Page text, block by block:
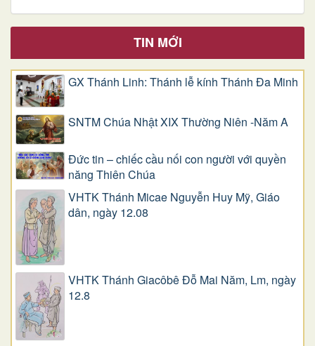
TIN MỚI
GX Thánh Linh: Thánh lễ kính Thánh Đa Minh
SNTM Chúa Nhật XIX Thường Niên -Năm A
Đức tin – chiếc cầu nối con người với quyền
năng Thiên Chúa
VHTK Thánh Micae Nguyễn Huy Mỹ, Giáo
dân, ngày 12.08
VHTK Thánh Giacôbê Ðỗ Mai Năm, Lm, ngày
12.8